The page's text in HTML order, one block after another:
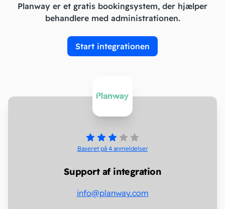
Planway er et gratis bookingsystem, der hjælper
behandlere med administrationen.
Start integrationen
Baseret på 4anmeldelser
Support af integration
info@planway.com